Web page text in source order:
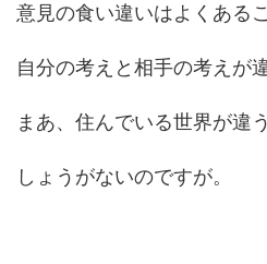
意見の食い違いはよくある
自分の考えと相手の考えが違
まあ、住んでいる世界が違
しょうがないのですが。